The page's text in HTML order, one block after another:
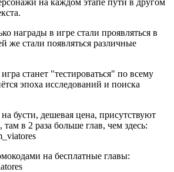
награды в игре стали проявляться в
же стали появляться различные
станет "тестироваться" по всему
эпоха исследований и поиска
бусти, дешевая цена, присутствуют
в 2 раза больше глав, чем здесь:
на бесплатные главы: